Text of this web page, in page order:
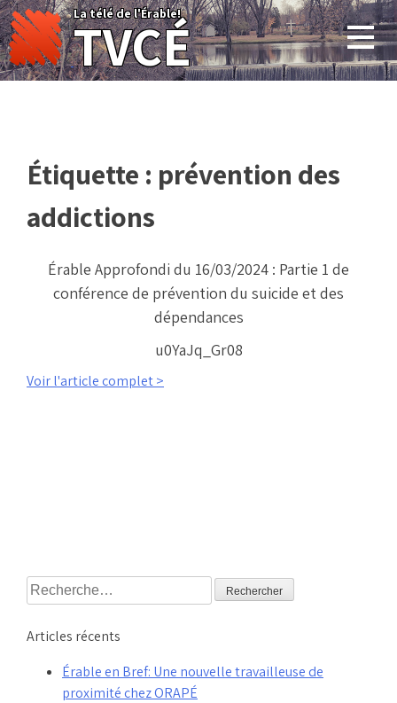
Skip
to
content
La télé de l'Érable!
TVCÉ
Étiquette : prévention des
addictions
Érable Approfondi du 16/03/2024 : Partie 1 de
conférence de prévention du suicide et des
dépendances
u0YaJq_Gr08
Voir l'article complet >
Rechercher :
Articles récents
Érable en Bref: Une nouvelle travailleuse de
proximité chez ORAPÉ